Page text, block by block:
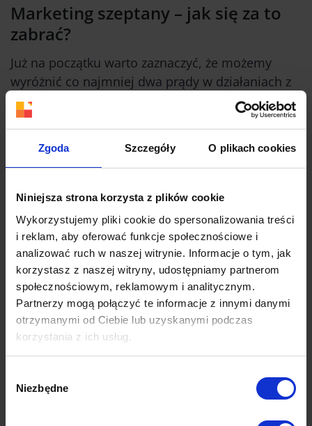
Zgoda Szczegóły O plikach cookies
Niniejsza strona korzysta z plików cookie
Wykorzystujemy pliki cookie do spersonalizowania treści
i reklam, aby oferować funkcje społecznościowe i
analizować ruch w naszej witrynie. Informacje o tym, jak
korzystasz z naszej witryny, udostępniamy partnerom
społecznościowym, reklamowym i analitycznym.
Partnerzy mogą połączyć te informacje z innymi danymi
otrzymanymi od Ciebie lub uzyskanymi podczas
korzystania z ich usług.
Polityki Prywatności Google
zgody
Niezbędne
Marketing szeptany – jak się za to
zabrać?
Już na początku warto zaznaczyć, że możemy
wyróżnić co najmniej dwa prądy w działaniach z
zakresu marketingu szeptanego. Co zrobić, aby
skutecznie realizować tę formę?
W przypadku “tradycyjnego” podejścia, w którym
marce zależy na wykorzystaniu potencjału
jest tworzenie treści “z potencjałem na viral”
(określane również jako “shareable content”).
Marka skupiona na tworzeniu treści, które
użytkownicy chętnie udostępniają, może czerpać
korzyści bez ponoszenia kosztów reklamy.
Po drugiej stronie barykady stoi marketing
szeptany, który bazuje na tym, że reklamodawca
obecny stan tej formy, ma pozyskiwanie linków z